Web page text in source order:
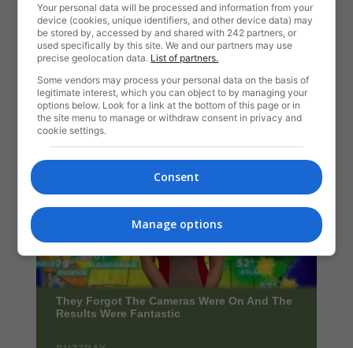
Your personal data will be processed and information from your
device (cookies, unique identifiers, and other device data) may
be stored by, accessed by and shared with 242 partners, or
used specifically by this site. We and our partners may use
precise geolocation data. List of partners.
Some vendors may process your personal data on the basis of
legitimate interest, which you can object to by managing your
options below. Look for a link at the bottom of this page or in
the site menu to manage or withdraw consent in privacy and
cookie settings.
Consent
Manage options